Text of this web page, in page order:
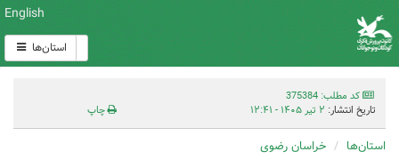
English
استان‌ها
کد مطلب: 375384
تاریخ انتشار: ۲ تیر ۱۴۰۵ - ۱۲:۴۱ چاپ
استان‌ها خراسان رضوی